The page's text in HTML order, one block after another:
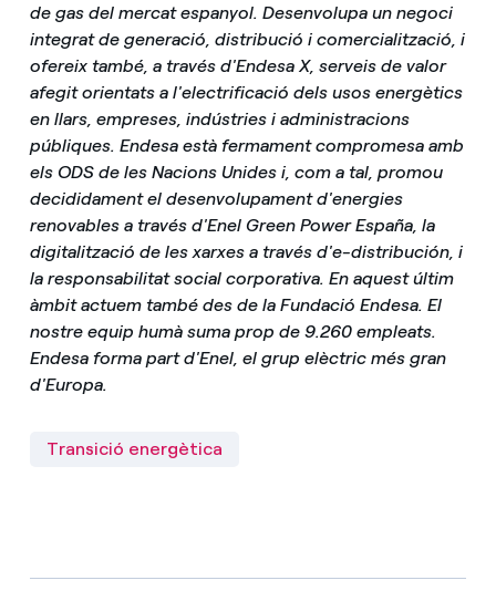
de gas del mercat espanyol. Desenvolupa un negoci
integrat de generació, distribució i comercialització, i
ofereix també, a través d'Endesa X, serveis de valor
afegit orientats a l'electrificació dels usos energètics
en llars, empreses, indústries i administracions
públiques. Endesa està fermament compromesa amb
els ODS de les Nacions Unides i, com a tal, promou
decididament el desenvolupament d'energies
renovables a través d'Enel Green Power España, la
digitalització de les xarxes a través d'e-distribución, i
la responsabilitat social corporativa. En aquest últim
àmbit actuem també des de la Fundació Endesa. El
nostre equip humà suma prop de 9.260 empleats.
Endesa forma part d'Enel, el grup elèctric més gran
d'Europa.
Transició energètica